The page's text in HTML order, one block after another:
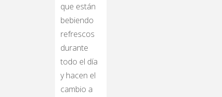
que están
bebiendo
refrescos
durante
todo el día
y hacen el
cambio a